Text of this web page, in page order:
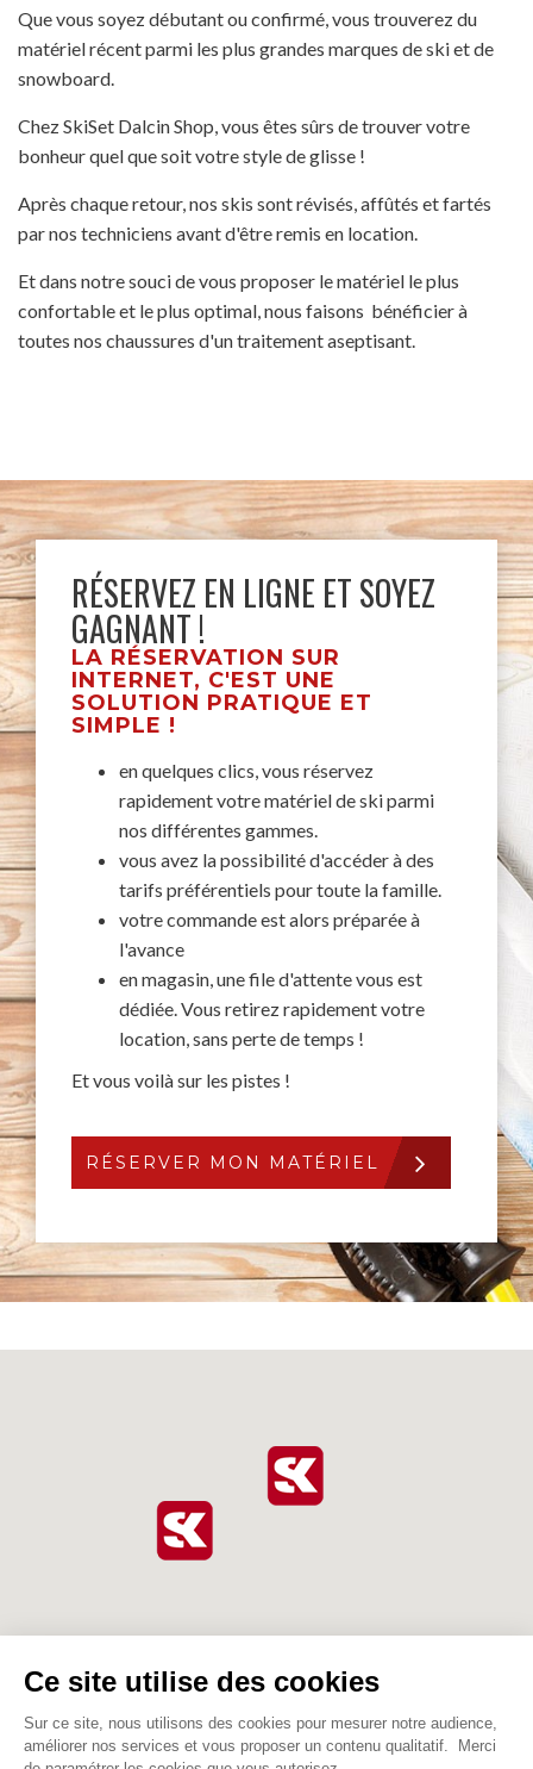
Que vous soyez débutant ou confirmé, vous trouverez du
matériel récent parmi les plus grandes marques de ski et de
snowboard.
Chez SkiSet Dalcin Shop, vous êtes sûrs de trouver votre
bonheur quel que soit votre style de glisse !
Après chaque retour, nos skis sont révisés, affûtés et fartés
par nos techniciens avant d'être remis en location.
Et dans notre souci de vous proposer le matériel le plus
confortable et le plus optimal, nous faisons bénéficier à
toutes nos chaussures d'un traitement aseptisant.
RÉSERVEZ EN LIGNE ET SOYEZ
GAGNANT !
LA RÉSERVATION SUR
INTERNET, C'EST UNE
SOLUTION PRATIQUE ET
SIMPLE !
en quelques clics, vous réservez
rapidement votre matériel de ski parmi
nos différentes gammes.
vous avez la possibilité d'accéder à des
tarifs préférentiels pour toute la famille.
votre commande est alors préparée à
l'avance
en magasin, une file d'attente vous est
dédiée. Vous retirez rapidement votre
location, sans perte de temps !
Et vous voilà sur les pistes !
RÉSERVER MON MATÉRIEL
Dalcin Shop
Le Plan des Champs